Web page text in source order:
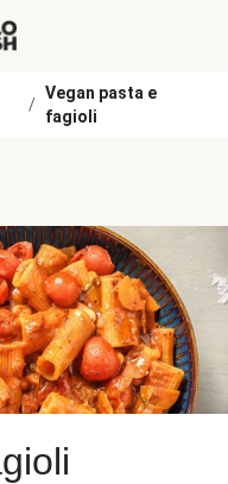
/
Vegan pasta e
fagioli